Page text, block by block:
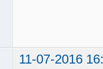
11-07-2016